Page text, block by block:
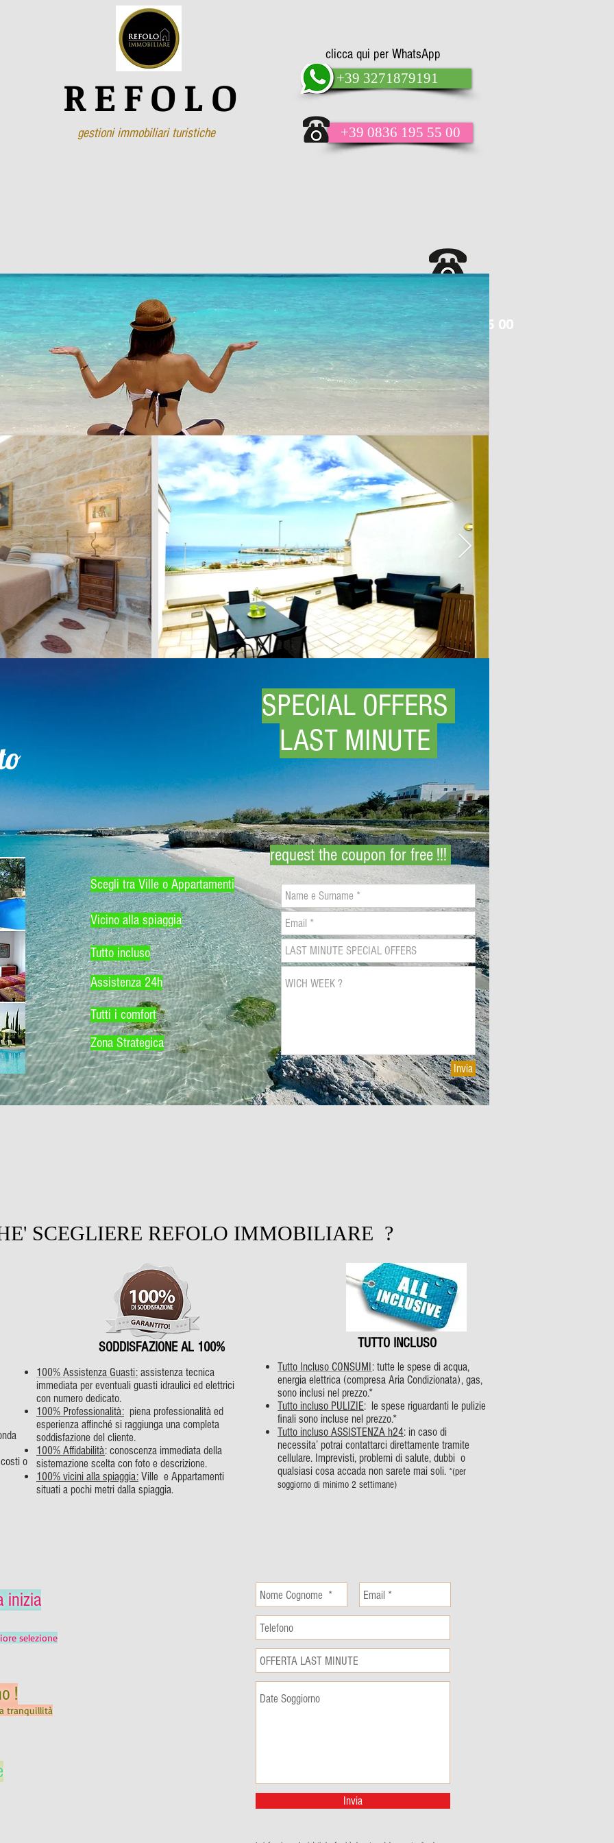
REFOLO +39 3271879191
clicca qui per WhatsApp
gestioni immobiliari turistiche +39 0836 195 55 00
info line
+39 0836 195 55 00
Invia
SPECIAL OFFERS
LAST MINUTE
request the coupon for free !!!
Vicino alla spiaggia
Tutto incluso
Assistenza 24h
Tutti i comfort
Zona Strategica
Scegli tra Ville o Appartamenti
o
SCEGLIERE REFOLO IMMOBILIARE ?
100% Assistenza Guasti: assistenza tecnica
immediata per eventuali guasti idraulici ed elettrici
con numero dedicato.
100% Professionalità: piena professionalità ed
esperienza affinché si raggiunga una completa
soddisfazione del cliente.
100% Affidabilità: conoscenza immediata della
sistemazione scelta con foto e descrizione.
100% vicini alla spiaggia: Ville e Appartamenti
situati a pochi metri dalla spiaggia.
TUTTO INCLUSO
SODDISFAZIONE AL 100%
Tutto Incluso CONSUMI: tutte le spese di acqua,
energia elettrica (compresa Aria Condizionata), gas,
sono inclusi nel prezzo.*
Tutto incluso PULIZIE: le spese riguardanti le pulizie
finali sono incluse nel prezzo.*
Tutto incluso ASSISTENZA h24: in caso di
necessita’ potrai contattarci direttamente tramite
cellulare. Imprevisti, problemi di salute, dubbi o
qualsiasi cosa accada non sarete mai soli. *(per
soggiorno di minimo 2 settimane)
inizia
selezione
!
tranquillità
Invia